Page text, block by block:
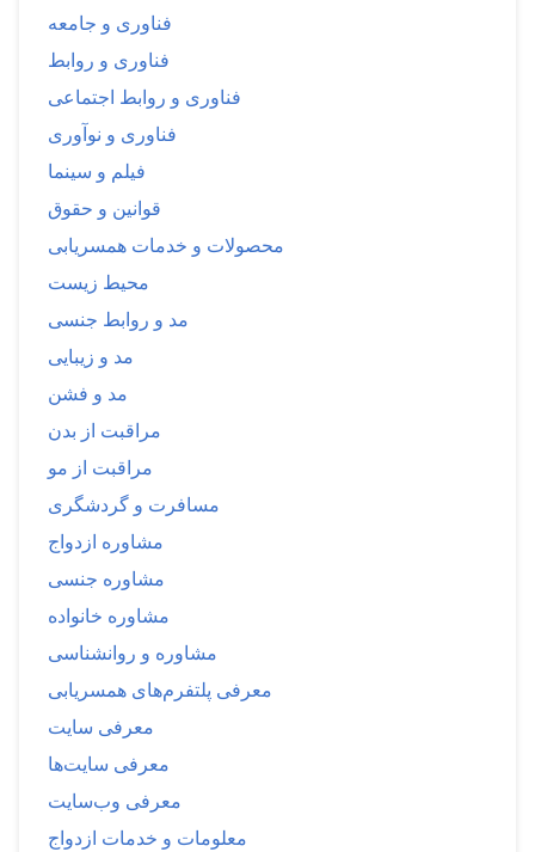
فناوری و جامعه
فناوری و روابط
فناوری و روابط اجتماعی
فناوری و نوآوری
فیلم و سینما
قوانین و حقوق
محصولات و خدمات همسریابی
محیط زیست
مد و روابط جنسی
مد و زیبایی
مد و فشن
مراقبت از بدن
مراقبت از مو
مسافرت و گردشگری
مشاوره ازدواج
مشاوره جنسی
مشاوره خانواده
مشاوره و روانشناسی
معرفی پلتفرم‌های همسریابی
معرفی سایت
معرفی سایت‌ها
معرفی وب‌سایت
معلومات و خدمات ازدواج